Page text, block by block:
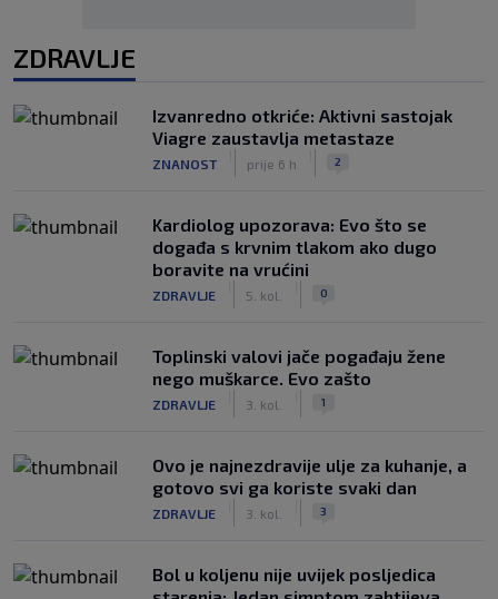
ZDRAVLJE
Izvanredno otkriće: Aktivni sastojak
Viagre zaustavlja metastaze
ZNANOST prije 6 h 2
Kardiolog upozorava: Evo što se
događa s krvnim tlakom ako dugo
boravite na vrućini
ZDRAVLJE 5. kol. 0
Toplinski valovi jače pogađaju žene
nego muškarce. Evo zašto
ZDRAVLJE 3. kol. 1
Ovo je najnezdravije ulje za kuhanje, a
gotovo svi ga koriste svaki dan
ZDRAVLJE 3. kol. 3
Bol u koljenu nije uvijek posljedica